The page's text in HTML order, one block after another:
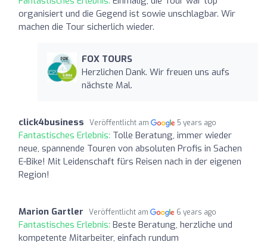
organisiert und die Gegend ist sowie unschlagbar. Wir
machen die Tour sicherlich wieder.
FOX TOURS
Herzlichen Dank. Wir freuen uns aufs
nächste Mal.
click4business Veröffentlicht am 5 years ago
Fantastisches Erlebnis: Tolle Beratung, immer wieder
neue, spannende Touren von absoluten Profis in Sachen
E-Bike! Mit Leidenschaft fürs Reisen nach in der eigenen
Region!
Marion Gartler Veröffentlicht am 6 years ago
Fantastisches Erlebnis: Beste Beratung, herzliche und
kompetente Mitarbeiter, einfach rundum